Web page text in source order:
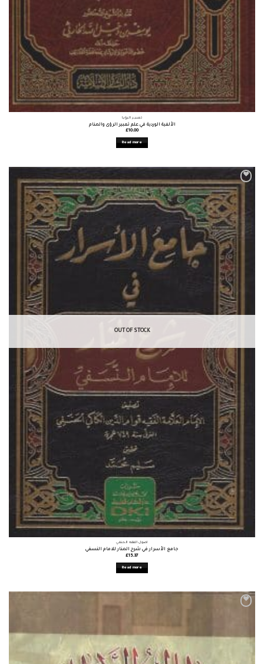
تعبير الرؤيا
الألفية الوردية في علم تعبير الرؤى والمنام
£10.00
Read more
OUT OF STOCK
أصول الفقه الحنفي
جامع الأسرار في شرح المنار للامام النسفي
£15.37
Read more